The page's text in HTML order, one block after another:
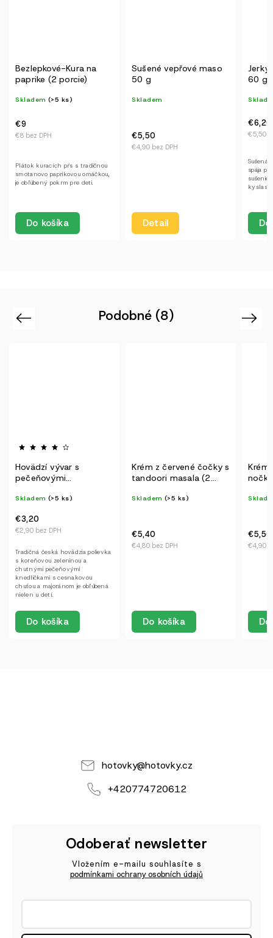
Sušené vepřové maso
50 g
Skladem
€5,50
Detail
Jerky klobása Worcestr
60 g
Skladem
€5,50 bez DPH
Do košíka
Jerky
60 g
€5,50
€6,20
Sušená
spája
Podobné (8)
Previous
Krém z červené čočky s
tandoori masala (2
Skladem (>5 ks)
€5,40
Do košíka
Krém z černého kořene,
nočky a parmezán 2v1
Skladem (>5 ks)
€4,90 bez DPH
€5,50
Do košíka
€3,40
Next
hotovky@hotovky.cz
+420774720612
Odoberať newsletter
Vložením e-mailu souhlasíte s
podmínkami ochrany osobních údajů